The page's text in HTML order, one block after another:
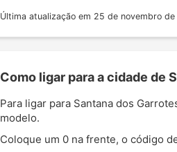
Última atualização em 25 de novembro
Como ligar para a cidade de
Para ligar para Santana dos
modelo.
Coloque um 0 na frente, o código